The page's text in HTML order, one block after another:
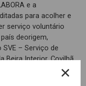
e a
para acolher e
serviço voluntário
deorigem,
– Serviço de
Beira Interior, Covilhã.